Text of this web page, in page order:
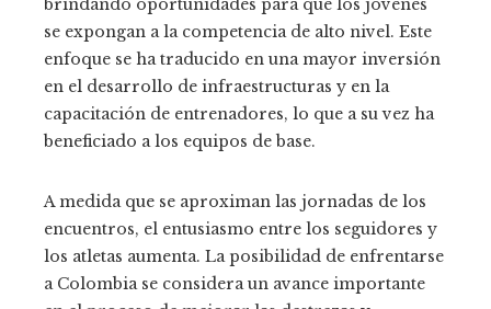
brindando oportunidades para que los jóvenes
se expongan a la competencia de alto nivel. Este
enfoque se ha traducido en una mayor inversión
en el desarrollo de infraestructuras y en la
capacitación de entrenadores, lo que a su vez ha
beneficiado a los equipos de base.
A medida que se aproximan las jornadas de los
encuentros, el entusiasmo entre los seguidores y
los atletas aumenta. La posibilidad de enfrentarse
a Colombia se considera un avance importante